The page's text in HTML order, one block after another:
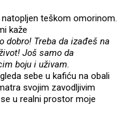
teškom omorinom.
kaže
dobro! Treba da izađeš na
Još samo da
boju i uživam.
sebe u kafiću na obali
svojim zavodljivim
u realni prostor moje